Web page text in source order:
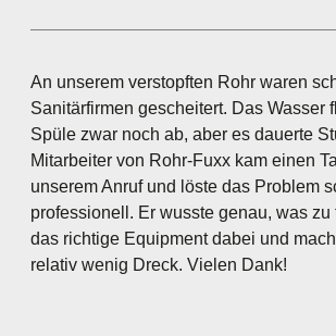
An unserem verstopften Rohr waren
Sanitärfirmen gescheitert. Das Wasser
Spüle zwar noch ab, aber es dauerte
Mitarbeiter von Rohr-Fuxx kam einen
unserem Anruf und löste das Problem
professionell. Er wusste genau, was zu
das richtige Equipment dabei und
relativ wenig Dreck. Vielen Dank!